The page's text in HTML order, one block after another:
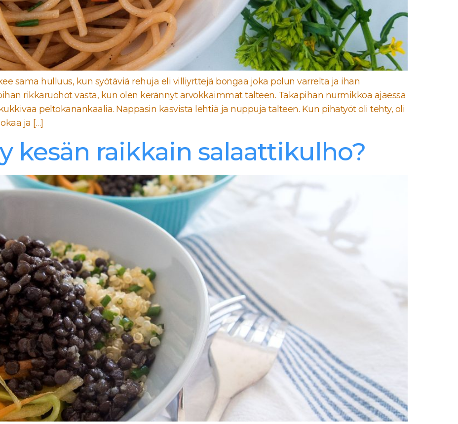
sama hulluus, kun syötäviä rehuja eli villiyrttejä bongaa joka polun varrelta ja ihan
rikkaruohot vasta, kun olen kerännyt arvokkaimmat talteen. Takapihan nurmikkoa ajaessa
peltokanankaalia. Nappasin kasvista lehtiä ja nuppuja talteen. Kun pihatyöt oli tehty, oli
ja […]
kesän raikkain salaattikulho?